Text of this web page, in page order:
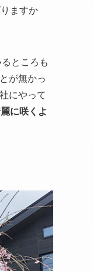
ますか
ところも
が無かっ
にやって
に咲くよ